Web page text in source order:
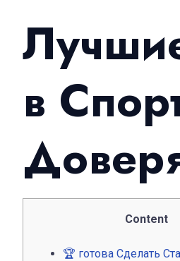
в
Content
🏆 готова Сделать